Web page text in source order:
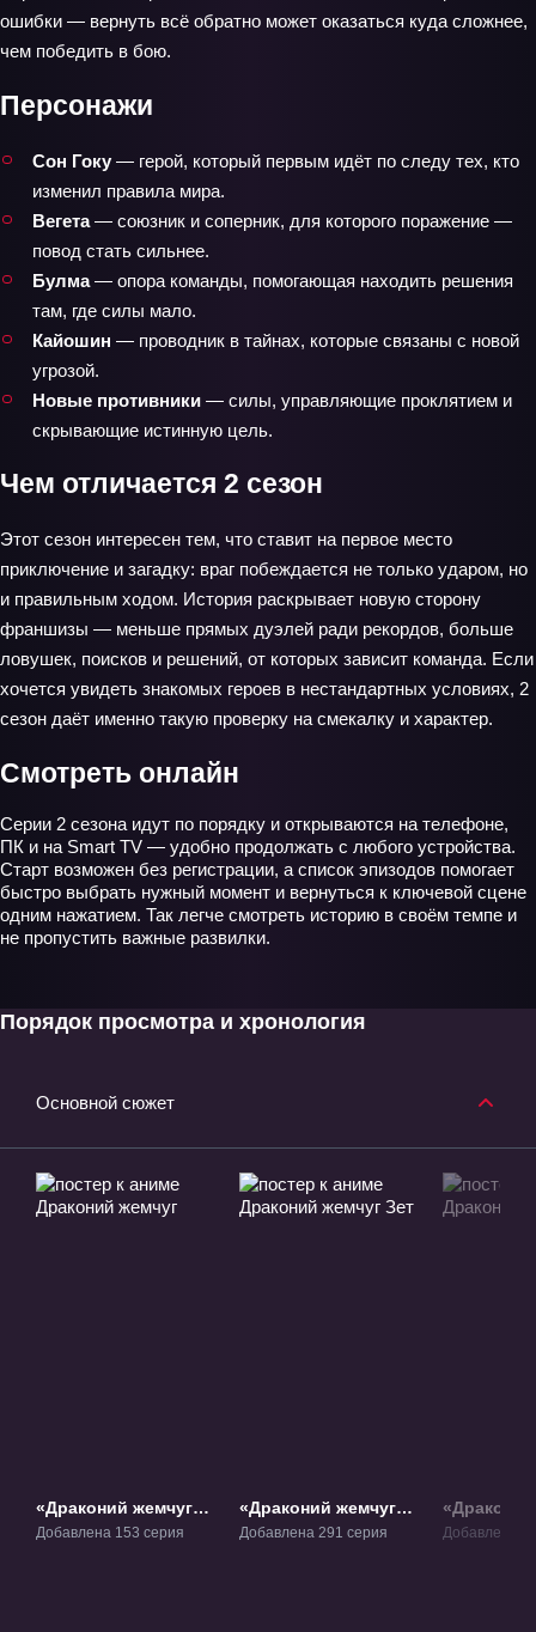
ошибки — вернуть всё обратно может оказаться куда сложнее,
чем победить в бою.
Персонажи
Сон Гоку — герой, который первым идёт по следу тех, кто
изменил правила мира.
Вегета— союзник и соперник, для которого поражение —
повод стать сильнее.
Булма— опора команды, помогающая находить решения
там, где силы мало.
Кайошин — проводник в тайнах, которые связаны с новой
угрозой.
Новые противники — силы, управляющие проклятием и
скрывающие истинную цель.
Чем отличается 2 сезон
Этот сезон интересен тем, что ставит на первое место
приключение и загадку: враг побеждается не только ударом, но
и правильным ходом. История раскрывает новую сторону
франшизы — меньше прямых дуэлей ради рекордов, больше
ловушек, поисков и решений, от которых зависит команда. Если
хочется увидеть знакомых героев в нестандартных условиях, 2
сезон даёт именно такую проверку на смекалку и характер.
Смотреть онлайн
Серии 2 сезона идут по порядку и открываются на телефоне,
ПК и на Smart TV — удобно продолжать с любого устройства.
Старт возможен без регистрации, а список эпизодов помогает
быстро выбрать нужный момент и вернуться к ключевой сцене
одним нажатием. Так легче смотреть историю в своём темпе и
не пропустить важные развилки.
Порядок просмотра и хронология
Основной сюжет
«Драконий жемчуг»
ТВ-1
Добавлена 153 серия
«Драконий жемчуг
Зет» ТВ-2
Добавлена 291 серия
БП» ТВ-3
Добавлена